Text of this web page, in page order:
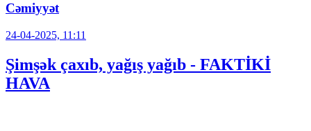
Cəmiyyət
24-04-2025, 11:11
Şimşək çaxıb, yağış yağıb - FAKTİKİ
HAVA